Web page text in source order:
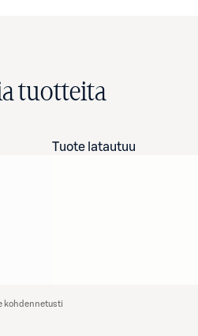
tuotteita
Tuote latautuu
kohdennetusti